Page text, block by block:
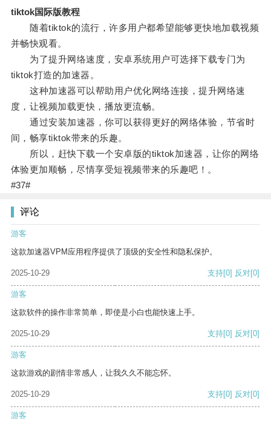
tiktok国际版教程
随着tiktok的流行，许多用户都希望能够更快地加载视频
并畅快观看。
为了提升网络速度，安卓系统用户可选择下载专门为
tiktok打造的加速器。
这种加速器可以帮助用户优化网络连接，提升网络速
度，让视频加载更快，播放更流畅。
通过安装加速器，你可以获得更好的网络体验，节省时
间，畅享tiktok带来的乐趣。
所以，赶快下载一个安卓版的tiktok加速器，让你的网络
体验更加顺畅，尽情享受短视频带来的乐趣吧！。
#37#
评论
游客
这款加速器VPM应用程序提供了顶级的安全性和隐私保护。
2025-10-29 支持[0] 反对[0]
游客
这款软件的操作非常简单，即使是小白也能快速上手。
2025-10-29 支持[0] 反对[0]
游客
这款游戏的剧情非常感人，让我久久不能忘怀。
2025-10-29 支持[0] 反对[0]
游客